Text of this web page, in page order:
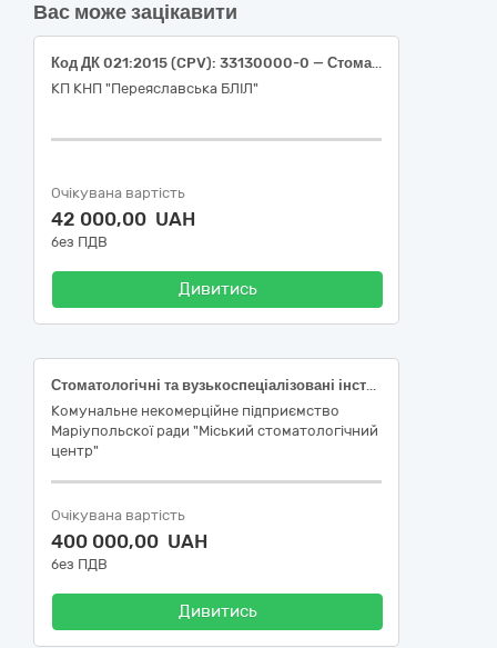
Вас може зацікавити
Код ДК 021:2015 (CPV): 33130000-0 — Стоматологічні та вузькоспеціалізовані інструменти та прилади.
КП КНП "Переяславська БЛІЛ"
Очікувана вартість
42 000,00 UAH
без ПДВ
Дивитись
Стоматологічні та вузькоспеціалізовані інструменти та прилади для надання стоматологічної допомоги
Комунальне некомерційне підприємство
Маріупольскої ради "Міський стоматологічний
центр"
Очікувана вартість
400 000,00 UAH
без ПДВ
Дивитись